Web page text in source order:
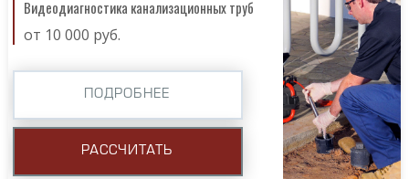
Видеодиагностика канализационных труб
от 10 000 руб.
ПОДРОБНЕЕ
РАССЧИТАТЬ